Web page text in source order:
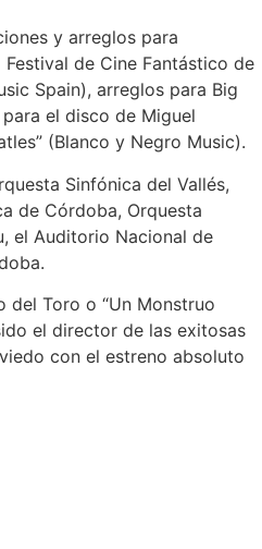
y arreglos para
de Cine Fantástico de
Spain), arreglos para Big
el disco de Miguel
(Blanco y Negro Music).
Sinfónica del Vallés,
de Córdoba, Orquesta
el Auditorio Nacional de
del Toro o “Un Monstruo
el director de las exitosas
con el estreno absoluto